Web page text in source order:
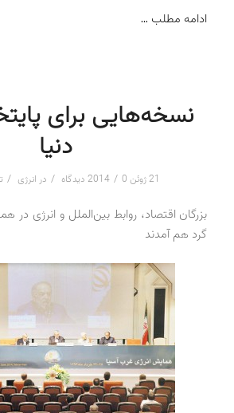
ادامه مطلب …
نسخه‌هایی برای
دنیا
21 ژوئن 2014 / 0 دیدگاه / در انرژی /
بزرگان اقتصاد، روابط بین‌الملل و انرژی در
گرد هم آمدند